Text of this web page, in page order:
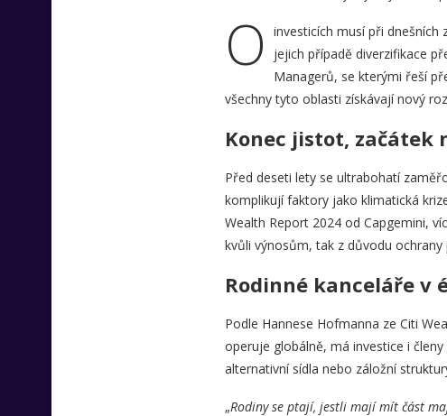
O investicích musí při dnešních
jejich případě diverzifikace
Managerů, se kterými řeší
všechny tyto oblasti získávají nový
Konec jistot, začátek
Před deseti lety se ultrabohatí
komplikují faktory jako klimatická
Wealth Report 2024 od Capgemini,
kvůli výnosům, tak z důvodu
Rodinné kanceláře v
Podle Hannese Hofmanna ze Citi
operuje globálně, má investice i
alternativní sídla nebo záložní
„Rodiny se ptají, jestli mají mít část